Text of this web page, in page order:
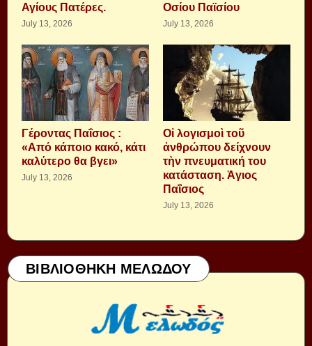
Αγίους Πατέρες.
July 13, 2026
Οσίου Παϊσίου
July 13, 2026
Γέροντας Παΐσιος :
«Από κάποιο κακό, κάτι
καλύτερο θα βγει»
July 13, 2026
Οἱ λογισμοὶ τοῦ
ἀνθρώπου δείχνουν
τὴν πνευματική του
κατάσταση. Ἁγιος
Παΐσιος
July 13, 2026
ΒΙΒΛΙΟΘΗΚΗ ΜΕΛΩΔΟΥ